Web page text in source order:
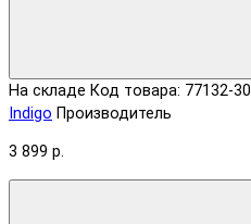
На складе Код товара: 77132-30
Indigo Производитель
3 899 р.